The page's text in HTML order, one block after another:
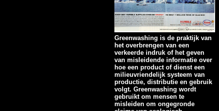
Greenwashing is de praktijk van
het overbrengen van een
verkeerde indruk of het geven
van misleidende informatie over
hoe een product of dienst een
milieuvriendelijk systeem van
productie, distributie en gebruik
volgt. Greenwashing wordt
gebruikt om mensen te
misleiden om ongegronde